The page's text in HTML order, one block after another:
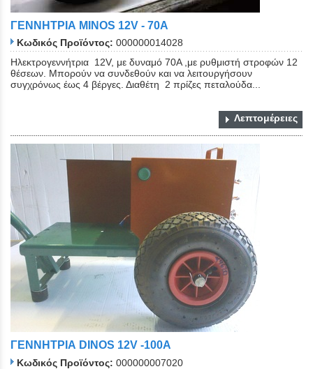
ΓΕΝΝΗΤΡΙΑ MINOS 12V - 70A
Κωδικός Προϊόντος: 000000014028
Ηλεκτρογεννήτρια 12V, με δυναμό 70Α ,με ρυθμιστή στροφών 12
θέσεων. Μπορούν να συνδεθούν και να λειτουργήσουν
συγχρόνως έως 4 βέργες. Διαθέτη 2 πρίζες πεταλούδα...
Λεπτομέρειες
ΓΕΝΝΗΤΡΙΑ DINOS 12V -100Α
Κωδικός Προϊόντος: 000000007020